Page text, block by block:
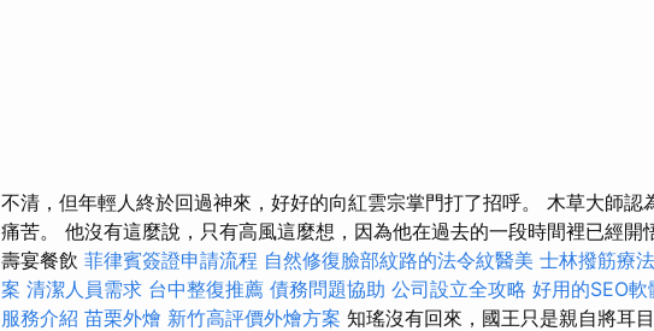
不清，但年輕人終於回過神來，好好的向紅雲宗掌門打了招呼。 木草大師認
痛苦。 他沒有這麼說，只有高風這麼想，因為他在過去的一段時間裡已經
壽宴餐飲 菲律賓簽證申請流程 自然修復臉部紋路的法令紋醫美 士林撥筋療法
案 清潔人員需求 台中整復推薦 債務問題協助 公司設立全攻略 好用的SEO軟
服務介紹 苗栗外燴 新竹高評價外燴方案 知瑤沒有回來，國王只是親自將耳